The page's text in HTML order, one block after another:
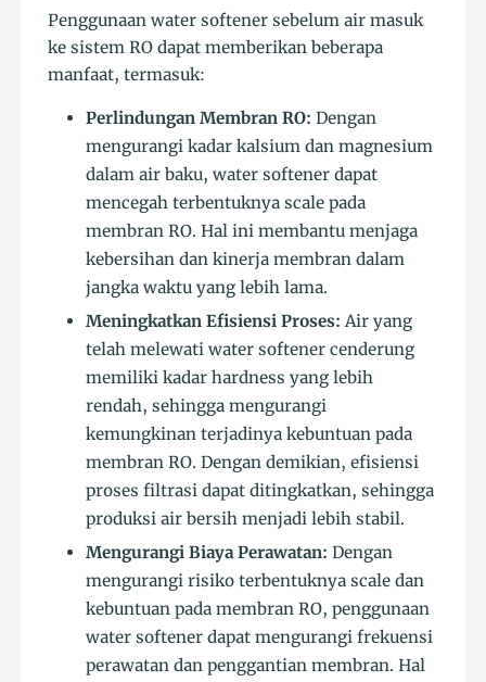
Penggunaan water softener sebelum air masuk
ke sistem RO dapat memberikan beberapa
manfaat, termasuk:
Perlindungan Membran RO: Dengan
mengurangi kadar kalsium dan magnesium
dalam air baku, water softener dapat
mencegah terbentuknya scale pada
membran RO. Hal ini membantu menjaga
kebersihan dan kinerja membran dalam
jangka waktu yang lebih lama.
Meningkatkan Efisiensi Proses: Air yang
telah melewati water softener cenderung
memiliki kadar hardness yang lebih
rendah, sehingga mengurangi
kemungkinan terjadinya kebuntuan pada
membran RO. Dengan demikian, efisiensi
proses filtrasi dapat ditingkatkan, sehingga
produksi air bersih menjadi lebih stabil.
Mengurangi Biaya Perawatan: Dengan
mengurangi risiko terbentuknya scale dan
kebuntuan pada membran RO, penggunaan
water softener dapat mengurangi frekuensi
perawatan dan penggantian membran. Hal